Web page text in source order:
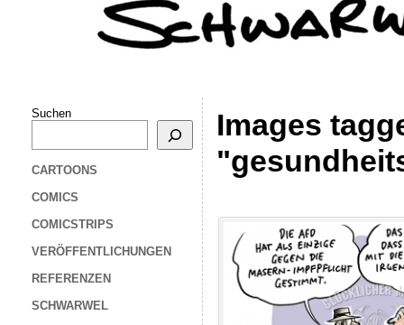
Suchen
CARTOONS
COMICS
COMICSTRIPS
VERÖFFENTLICHUNGEN
REFERENZEN
SCHWARWEL
Images